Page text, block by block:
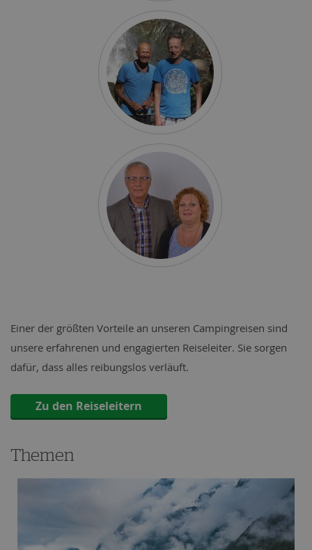
Ton Rechtuijt &
Egbert Boertien
Piet & Anne-
Marie Dekker
Einer der größten Vorteile an unseren Campingreisen sind
unsere erfahrenen und engagierten Reiseleiter. Sie sorgen
dafür, dass alles reibungslos verläuft.
Zu den Reiseleitern
Themen